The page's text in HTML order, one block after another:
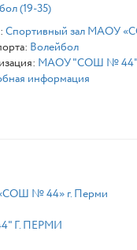
(19-35)
Спортивный зал МАОУ
Волейбол
МАОУ "СОШ № 44"
информация
№ 44» г. Перми
Г. ПЕРМИ